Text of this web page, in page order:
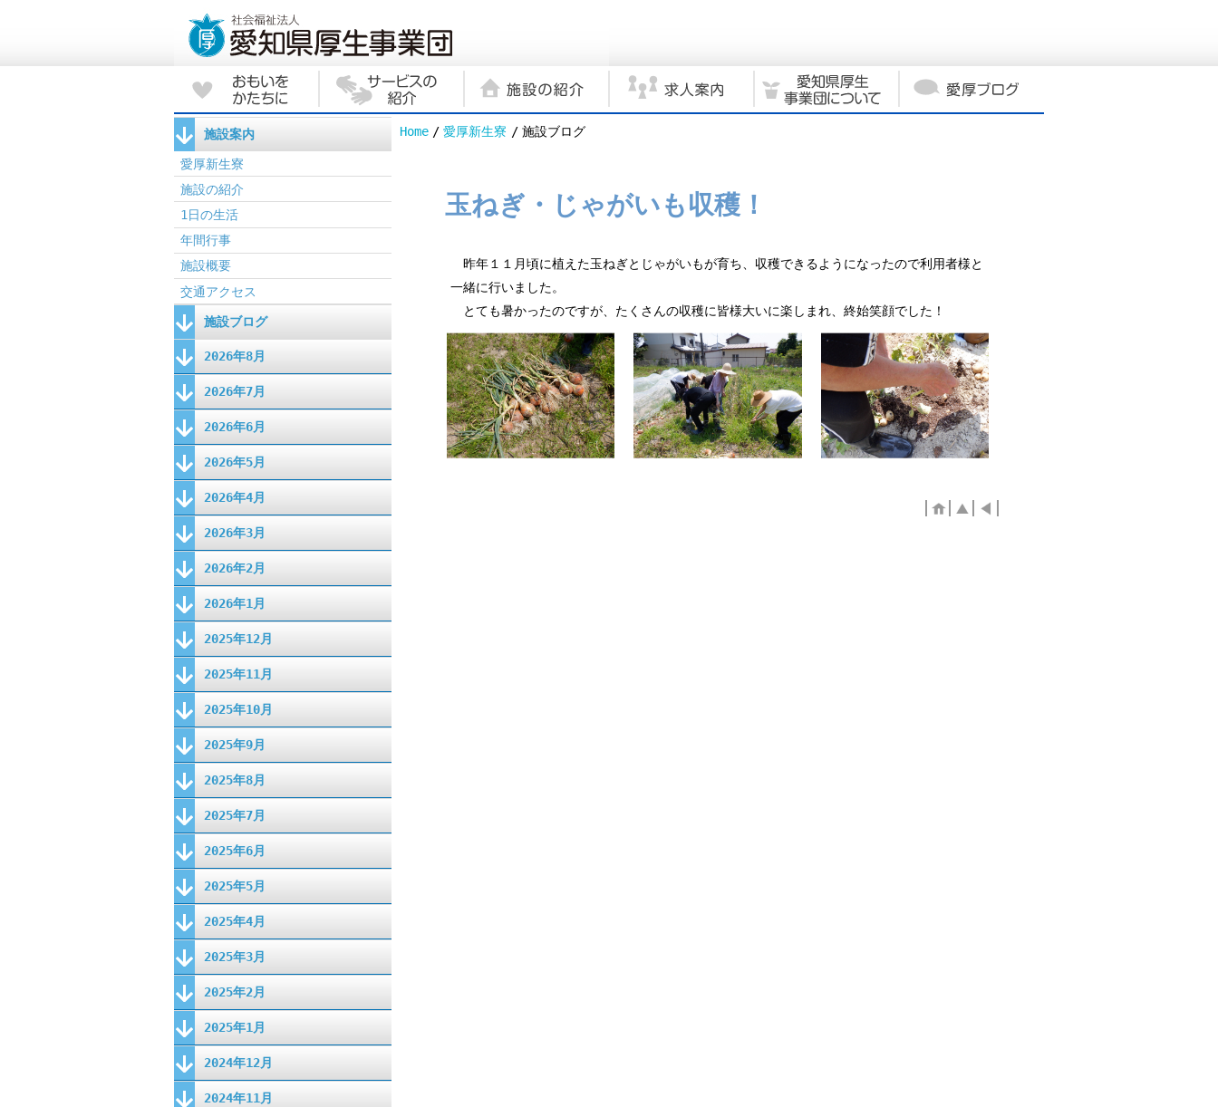
Home 愛厚新生寮 施設ブログ
玉ねぎ・じゃがいも収穫！
昨年１１月頃に植えた玉ねぎとじゃがいもが育ち、収穫できるようになったので利用者様と
一緒に行いました。
とても暑かったのですが、たくさんの収穫に皆様大いに楽しまれ、終始笑顔でした！
施設案内
愛厚新生寮
施設の紹介
1日の生活
年間行事
施設概要
交通アクセス
施設ブログ
2026年8月
2026年7月
2026年6月
2026年5月
2026年4月
2026年3月
2026年2月
2026年1月
2025年12月
2025年11月
2025年10月
2025年9月
2025年8月
2025年7月
2025年6月
2025年5月
2025年4月
2025年3月
2025年2月
2025年1月
2024年12月
2024年11月